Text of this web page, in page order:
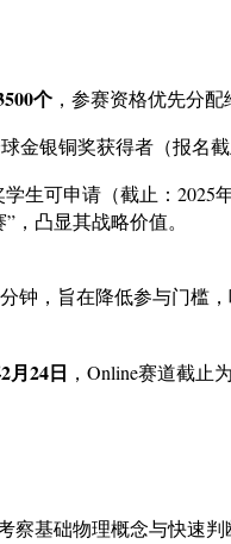
个 ，参赛资格优先分
球金银铜奖获得者（报名
生可申请（截止：2025年
，凸显其战略价值。
钟，旨在降低参与门槛
月24日 ，Online赛道截止为
察基础物理概念与快速判